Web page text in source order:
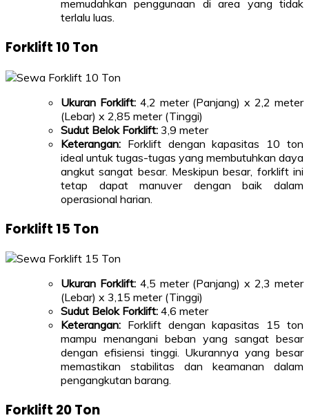
memudahkan penggunaan di area yang tidak
terlalu luas.
Forklift 10 Ton
Ukuran Forklift:4,2 meter (Panjang) x 2,2 meter
(Lebar) x 2,85 meter (Tinggi)
Sudut Belok Forklift: 3,9 meter
Keterangan: Forklift dengan kapasitas 10 ton
ideal untuk tugas-tugas yang membutuhkan daya
angkut sangat besar. Meskipun besar, forklift ini
tetap dapat manuver dengan baik dalam
operasional harian.
Forklift 15 Ton
Ukuran Forklift:4,5 meter (Panjang) x 2,3 meter
(Lebar) x 3,15 meter (Tinggi)
Sudut Belok Forklift: 4,6 meter
Keterangan: Forklift dengan kapasitas 15 ton
mampu menangani beban yang sangat besar
dengan efisiensi tinggi. Ukurannya yang besar
memastikan stabilitas dan keamanan dalam
pengangkutan barang.
Forklift 20 Ton